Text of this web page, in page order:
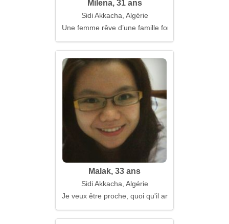
Milena, 31 ans
Sidi Akkacha, Algérie
Une femme rêve d’une famille forte et d’amitié
Malak, 33 ans
Sidi Akkacha, Algérie
Je veux être proche, quoi qu'il arrive